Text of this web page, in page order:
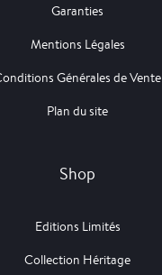
Garanties
Mentions Légales
Générales de Vente
Plan du site
Shop
Editions Limités
Collection Héritage